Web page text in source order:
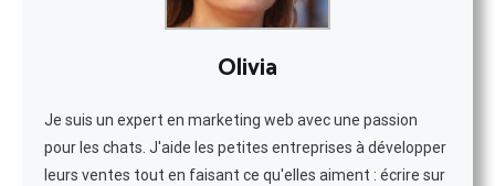
Olivia
Je suis un expert en marketing web avec une passion
pour les chats. J'aide les petites entreprises à développer
leurs ventes tout en faisant ce qu'elles aiment : écrire sur